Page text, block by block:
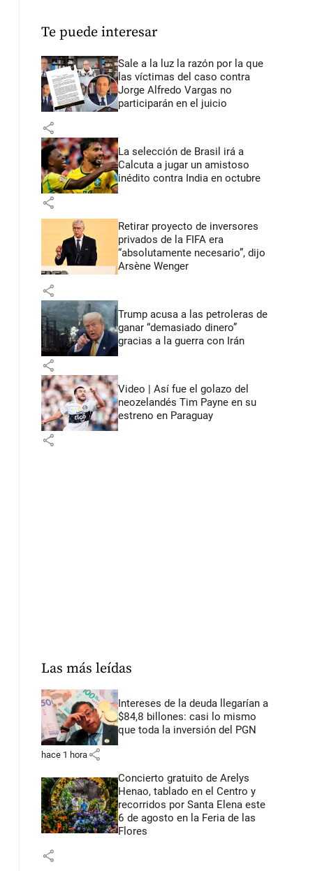
Te puede interesar
Sale a la luz la razón por la que
las víctimas del caso contra
Jorge Alfredo Vargas no
participarán en el juicio
share
La selección de Brasil irá a
Calcuta a jugar un amistoso
inédito contra India en octubre
share
Retirar proyecto de inversores
privados de la FIFA era
“absolutamente necesario”, dijo
Arsène Wenger
share
Trump acusa a las petroleras de
ganar “demasiado dinero”
gracias a la guerra con Irán
share
Video | Así fue el golazo del
neozelandés Tim Payne en su
estreno en Paraguay
share
Las más leídas
Intereses de la deuda llegarían a
$84,8 billones: casi lo mismo
que toda la inversión del PGN
hace 1 hora share
Concierto gratuito de Arelys
Henao, tablado en el Centro y
recorridos por Santa Elena este
6 de agosto en la Feria de las
Flores
share